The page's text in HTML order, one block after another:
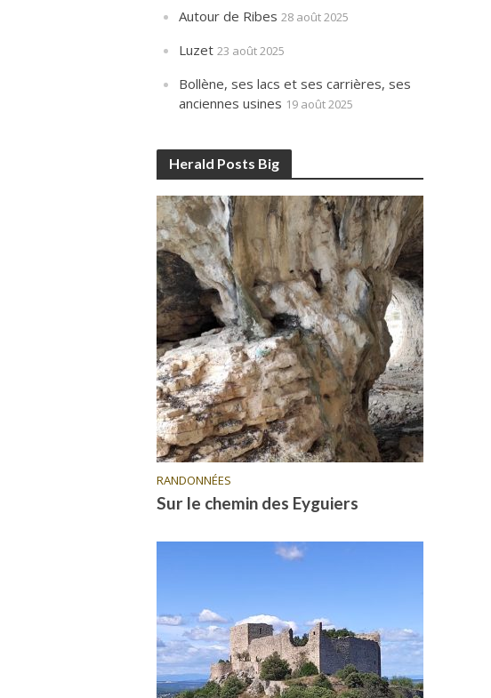
Autour de Ribes 28 août 2025
Luzet 23 août 2025
Bollène, ses lacs et ses carrières, ses
anciennes usines 19 août 2025
Herald Posts Big
RANDONNÉES
Sur le chemin des Eyguiers